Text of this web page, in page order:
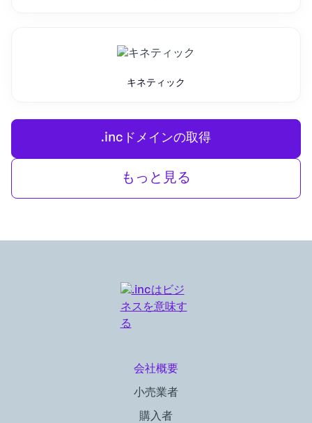
キネティック
.incドメインの取得
もっと見る
会社概要
小売業者
購入者